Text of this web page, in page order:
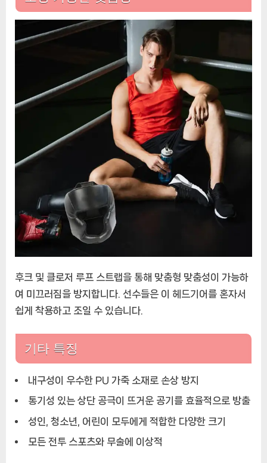
후크 및 클로저 루프 스트랩을 통해 맞춤형 맞춤성이 가능하
여 미끄러짐을 방지합니다. 선수들은 이 헤드기어를 혼자서
쉽게 착용하고 조일 수 있습니다.
기타 특징
내구성이 우수한 PU 가죽 소재로 손상 방지
통기성 있는 상단 공극이 뜨거운 공기를 효율적으로 방출
성인, 청소년, 어린이 모두에게 적합한 다양한 크기
모든 전투 스포츠와 무술에 이상적